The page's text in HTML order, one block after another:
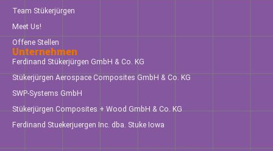
Team Stükerjürgen
Meet Us!
Offene Stellen
Unternehmen
Ferdinand Stükerjürgen GmbH & Co. KG
Stükerjürgen Aerospace Composites GmbH & Co. KG
SWP-Systems GmbH
Stükerjürgen Composites + Wood GmbH & Co. KG
Ferdinand Stuekerjuergen Inc. dba. Stuke Iowa